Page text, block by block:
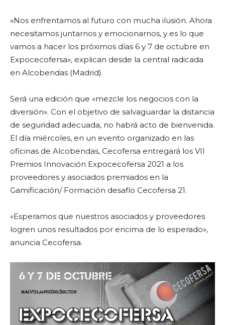
«Nos enfrentamos al futuro con mucha ilusión. Ahora
necesitamos juntarnos y emocionarnos, y es lo que
vamos a hacer los próximos días 6 y 7 de octubre en
Expocecofersa», explican desde la central radicada
en Alcobendas (Madrid).
Será una edición que «mezcle los negocios con la
diversión». Con el objetivo de salvaguardar la distancia
de seguridad adecuada, no habrá acto de bienvenida.
El día miércoles, en un evento organizado en las
oficinas de Alcobendas, Cecofersa entregará los VII
Premios Innovación Expocecofersa 2021 a los
proveedores y asociados premiados en la
Gamificación/ Formación desafío Cecofersa 21.
«Esperamos que nuestros asociados y proveedores
logren unos resultados por encima de lo esperado»,
anuncia Cecofersa.